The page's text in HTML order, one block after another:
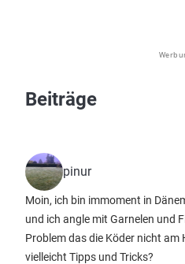
Beiträge
pinur
Moin, ich bin immoment in
und ich angle mit Garnelen und
Problem das die Köder nicht am
vielleicht Tipps und Tricks?